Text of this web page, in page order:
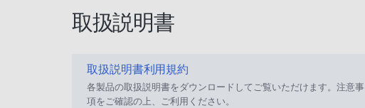
取扱説明書
取扱説明書利用規約
各製品の取扱説明書をダウンロードしてご覧いただけます。注意事
項をご確認の上、ご利用ください。